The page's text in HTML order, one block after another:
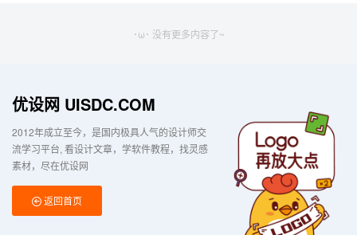
･ω･ 没有更多内容了~
优设网 UISDC.COM
2012年成立至今，是国内极具人气的设计师交
流学习平台 看设计文章，学软件教程，找灵感
素材，尽在优设网
返回首页